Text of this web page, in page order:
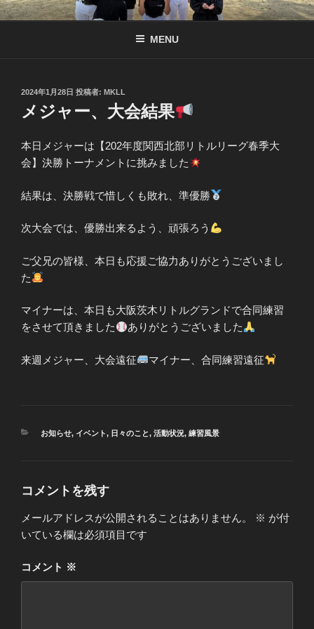
コ
ン
南京都リトル公式サイト
リトル関西連盟所属の少年硬式野球チーム
MENU
投
日:
2024年1月28日 投稿者: MKLL
メジャー、大会結果
本日メジャーは【202年度関西北部リトルリーグ春季大
会】決勝トーナメントに挑みました
結果は、決勝戦で惜しくも敗れ、準優勝
次大会では、優勝出来るよう、頑張ろう
ご父兄の皆様、本日も応援ご協力ありがとうございまし
た
マイナーは、本日も大阪茨木リトルグランドで合同練習
をさせて頂きました
ありがとうございました
来週メジャー、大会遠征 マイナー、合同練習遠征
カ
お知らせ, イベント, 日々のこと, 活動状況, 練習風景
コメントを残す
メールアドレスが公開されることはありません。 ※ が付
いている欄は必須項目です
コメント ※